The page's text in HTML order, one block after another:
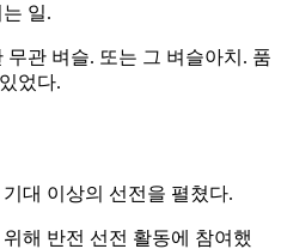
일.
관 벼슬. 또는 그 벼슬아치. 품
었다.
대 이상의 선전을 펼쳤다.
해 반전 선전 활동에 참여했